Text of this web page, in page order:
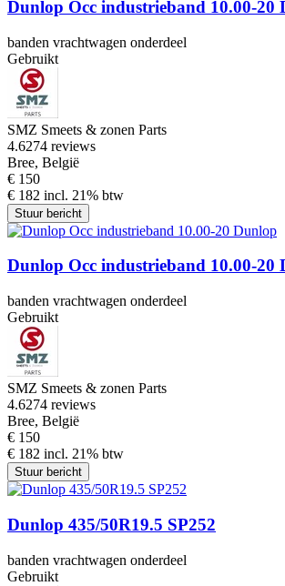
Dunlop Occ industrieband 10.00-20
banden vrachtwagen onderdeel
Gebruikt
SMZ Smeets & zonen Parts
4.6274 reviews
Bree, België
€ 150
€ 182 incl. 21% btw
Stuur bericht
Dunlop Occ industrieband 10.00-20
banden vrachtwagen onderdeel
Gebruikt
SMZ Smeets & zonen Parts
4.6274 reviews
Bree, België
€ 150
€ 182 incl. 21% btw
Stuur bericht
Dunlop 435/50R19.5 SP252
banden vrachtwagen onderdeel
Gebruikt